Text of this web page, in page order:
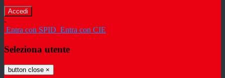
-
Entra con SPID Entra con CIE
Seleziona utente
button close ×